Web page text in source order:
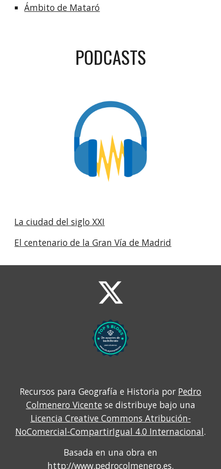
Ámbito de Mataró
PODCASTS
La ciudad del siglo XXI
El centenario de la Gran Vía de Madrid
Recursos para Geografía e Historia por Pedro
Colmenero Vicente se distribuye bajo una
Licencia Creative Commons Atribución-
NoComercial-CompartirIgual 4.0 Internacional.
Basada en una obra en
http://www.pedrocolmenero.es.